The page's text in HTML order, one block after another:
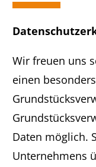
Wir freuen uns
einen
Daten möglich.
Unternehmens